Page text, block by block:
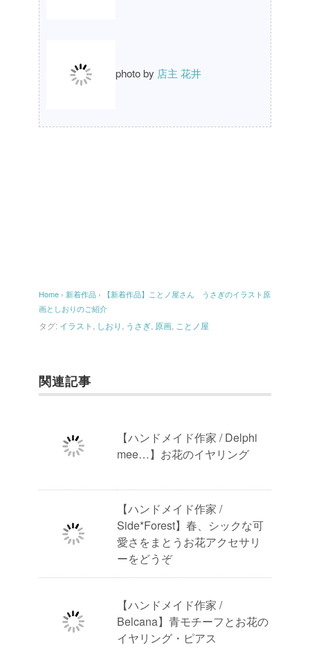
photo by 店主 花井
Home › 新着作品 ›
【新着作品】ことノ屋さん うさぎのイラスト原
画としおりのご紹介
タグ: イラスト しおり うさぎ 原画 ことノ屋
関連記事
【ハンドメイド作家 / Delphi
mee…】お花のイヤリング
【ハンドメイド作家 /
Side*Forest】春、シックな可
愛さをまとうお花アクセサリ
ーをどうぞ
【ハンドメイド作家 /
Belcana】青モチーフとお花の
イヤリング・ピアス